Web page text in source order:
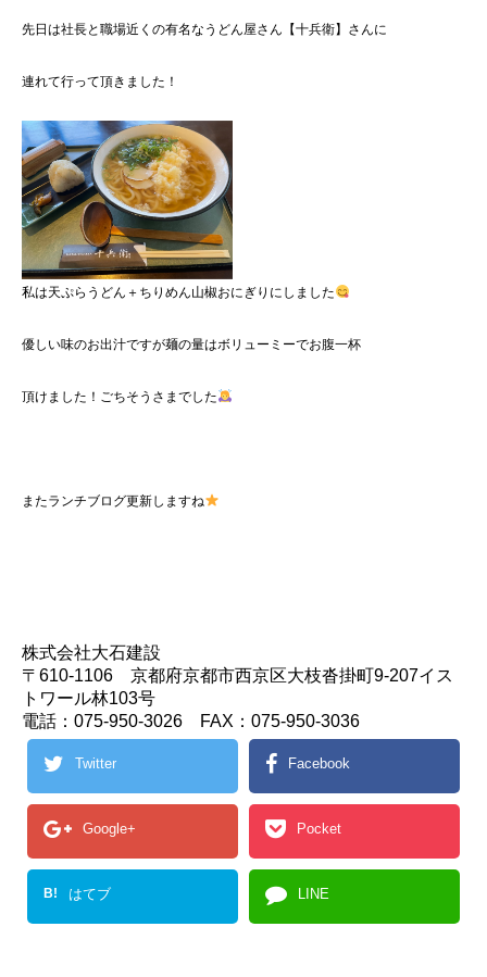
先日は社長と職場近くの有名なうどん屋さん【十兵衛】さんに
連れて行って頂きました！
私は天ぷらうどん＋ちりめん山椒おにぎりにしました
優しい味のお出汁ですが麺の量はボリューミーでお腹一杯
頂けました！ごちそうさまでした
またランチブログ更新しますね
株式会社大石建設
〒610-1106 京都府京都市西京区大枝沓掛町9-207イス
トワール林103号
電話：075-950-3026 FAX：075-950-3036
Twitter Facebook
Google+ Pocket
B! はてブ LINE